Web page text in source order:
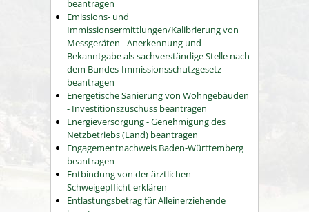
beantragen
Emissions- und
Immissionsermittlungen/Kalibrierung von
Messgeräten - Anerkennung und
Bekanntgabe als sachverständige Stelle nach
dem Bundes-Immissionsschutzgesetz
beantragen
Energetische Sanierung von Wohngebäuden
- Investitionszuschuss beantragen
Energieversorgung - Genehmigung des
Netzbetriebs (Land) beantragen
Engagementnachweis Baden-Württemberg
beantragen
Entbindung von der ärztlichen
Schweigepflicht erklären
Entlastungsbetrag für Alleinerziehende